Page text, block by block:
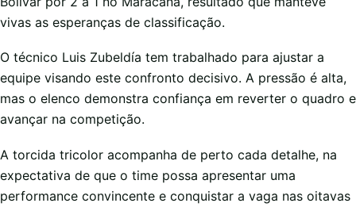
vivas as esperanças de classificação.
O técnico Luis Zubeldía tem trabalhado para ajustar a
equipe visando este confronto decisivo. A pressão é alta,
mas o elenco demonstra confiança em reverter o quadro e
avançar na competição.
A torcida tricolor acompanha de perto cada detalhe, na
expectativa de que o time possa apresentar uma
performance convincente e conquistar a vaga nas oitavas